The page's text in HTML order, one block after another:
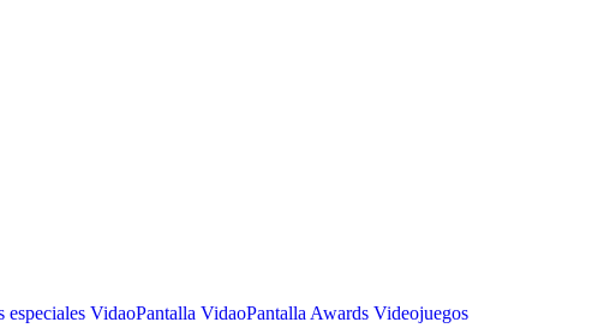
especiales VidaoPantalla VidaoPantalla Awards Videojuegos